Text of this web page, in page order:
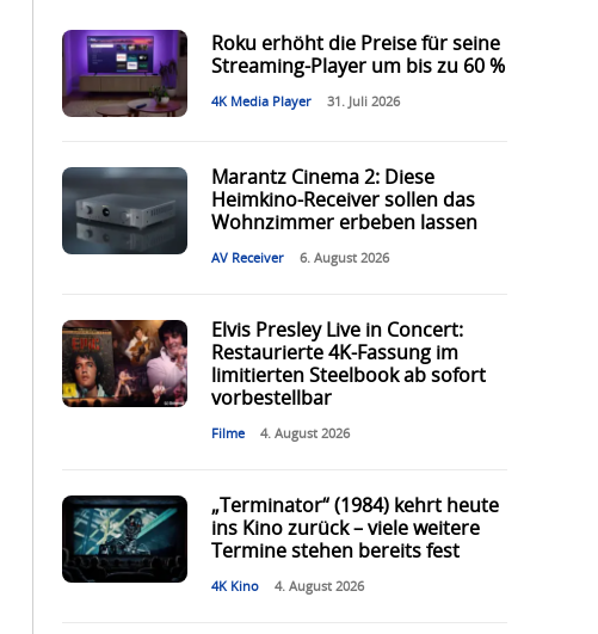
Roku erhöht die Preise für seine
Streaming-Player um bis zu 60 %
4K Media Player 31. Juli 2026
Marantz Cinema 2: Diese
Heimkino-Receiver sollen das
Wohnzimmer erbeben lassen
AV Receiver 6. August 2026
Elvis Presley Live in Concert:
Restaurierte 4K-Fassung im
limitierten Steelbook ab sofort
vorbestellbar
Filme 4. August 2026
„Terminator“ (1984) kehrt heute
ins Kino zurück – viele weitere
Termine stehen bereits fest
4K Kino 4. August 2026